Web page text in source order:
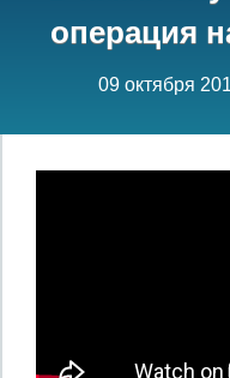
операция
09 октября